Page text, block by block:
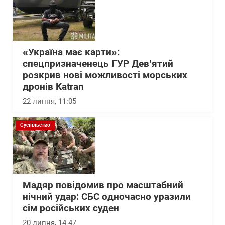
«Україна має карти»:
спецпризначенець ГУР Дев’ятий
розкрив нові можливості морських
дронів Katran
22 липня, 11:05
Суспільство
Мадяр повідомив про масштабний
нічний удар: СБС одночасно уразили
сім російських суден
20 липня, 14:47